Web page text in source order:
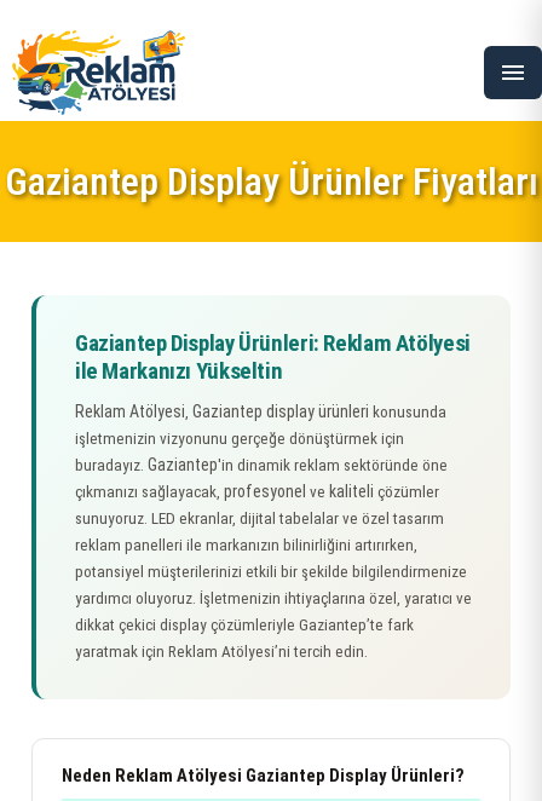
menu
Gaziantep Display Ürünler Fiyatları
Gaziantep Display Ürünleri: Reklam Atölyesi
ile Markanızı Yükseltin
Reklam Atölyesi, Gaziantep display ürünleri konusunda
işletmenizin vizyonunu gerçeğe dönüştürmek için
buradayız. Gaziantep'in dinamik reklam sektöründe öne
çıkmanızı sağlayacak, profesyonel ve kaliteli çözümler
sunuyoruz. LED ekranlar, dijital tabelalar ve özel tasarım
reklam panelleri ile markanızın bilinirliğini artırırken,
potansiyel müşterilerinizi etkili bir şekilde bilgilendirmenize
yardımcı oluyoruz. İşletmenizin ihtiyaçlarına özel, yaratıcı ve
dikkat çekici display çözümleriyle Gaziantep’te fark
yaratmak için Reklam Atölyesi’ni tercih edin.
Neden Reklam Atölyesi Gaziantep Display Ürünleri?